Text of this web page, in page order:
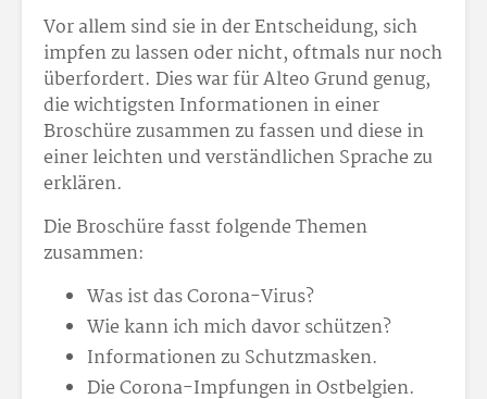
Vor allem sind sie in der Entscheidung, sich
impfen zu lassen oder nicht, oftmals nur noch
überfordert. Dies war für Alteo Grund genug,
die wichtigsten Informationen in einer
Broschüre zusammen zu fassen und diese in
einer leichten und verständlichen Sprache zu
erklären.
Die Broschüre fasst folgende Themen
zusammen:
Was ist das Corona-Virus?
Wie kann ich mich davor schützen?
Informationen zu Schutzmasken.
Die Corona-Impfungen in Ostbelgien.